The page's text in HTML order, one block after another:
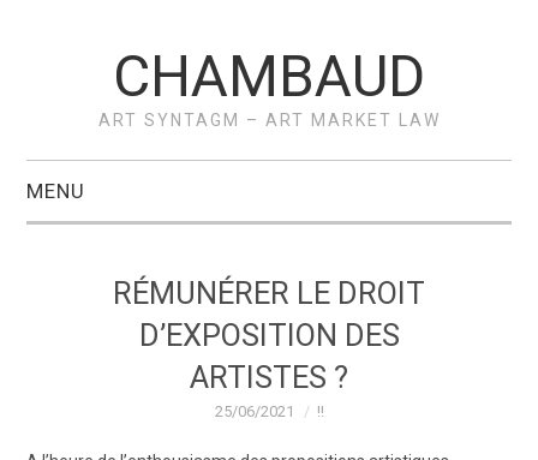
CHAMBAUD
ART SYNTAGM – ART MARKET LAW
MENU
RÉMUNÉRER LE DROIT
D’EXPOSITION DES
ARTISTES ?
25/06/2021 !!